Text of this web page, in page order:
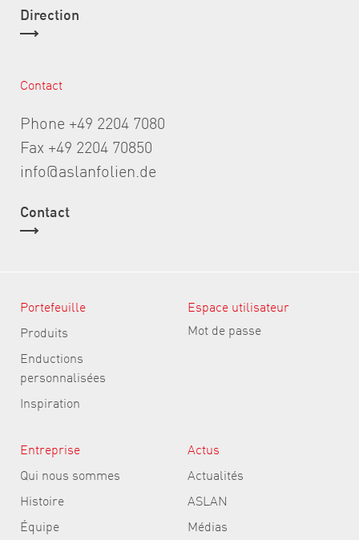
Direction
Contact
Phone +49 2204 7080
Fax +49 2204 70850
info@aslanfolien.de
Contact
Portefeuille
Produits
Enductions
personnalisées
Inspiration
Espace utilisateur
Mot de passe
Entreprise
Qui nous sommes
Histoire
Équipe
Actus
Actualités
ASLAN
Médias